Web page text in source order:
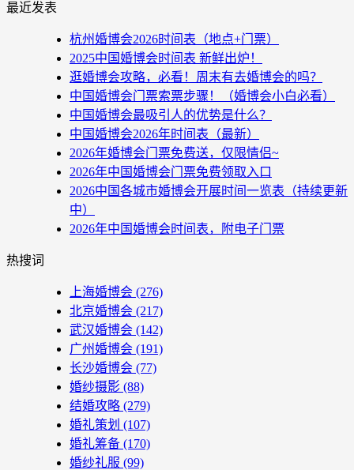
最近发表
杭州婚博会2026时间表（地点+门票）
2025中国婚博会时间表 新鲜出炉！
逛婚博会攻略，必看！周末有去婚博会的吗？
中国婚博会门票索票步骤！（婚博会小白必看）
中国婚博会最吸引人的优势是什么？
中国婚博会2026年时间表（最新）
2026年婚博会门票免费送，仅限情侣~
2026年中国婚博会门票免费领取入口
2026中国各城市婚博会开展时间一览表（持续更新
中）
2026年中国婚博会时间表，附电子门票
热搜词
上海婚博会 (276)
北京婚博会 (217)
武汉婚博会 (142)
广州婚博会 (191)
长沙婚博会 (77)
婚纱摄影 (88)
结婚攻略 (279)
婚礼策划 (107)
婚礼筹备 (170)
婚纱礼服 (99)